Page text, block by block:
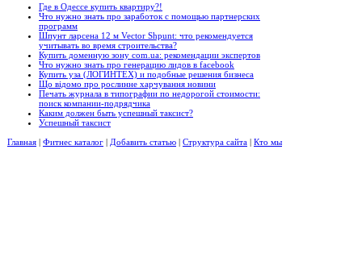
Где в Одессе купить квартиру?!
Что нужно знать про заработок с помощью партнерских
программ
Шпунт ларсена 12 м Vector Shpunt: что рекомендуется
учитывать во время строительства?
Купить доменную зону com.ua: рекомендации экспертов
Что нужно знать про генерацию лидов в facebook
Купить уза (ЛОГИНТЕХ) и подобные решения бизнеса
Що відомо про рослинне харчування новини
Печать журнала в типографии по недорогой стоимости:
поиск компании-подрядчика
Каким должен быть успешный таксист?
Успешный таксист
Главная | Фитнес каталог | Добавить статью | Структура сайта | Кто мы